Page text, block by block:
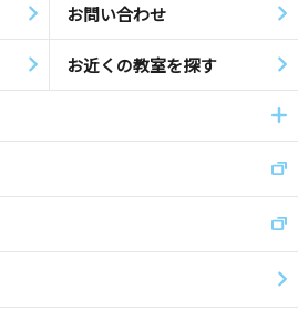
お問い合わせ
お近くの教室を探す